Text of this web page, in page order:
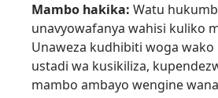
Mambo hakika: Watu
unavyowafanya wahisi kuliko
Unaweza kudhibiti woga
ustadi wa kusikiliza,
mambo ambayo wengine